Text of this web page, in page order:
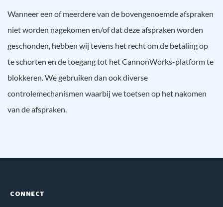
Wanneer een of meerdere van de bovengenoemde afspraken
niet worden nagekomen en/of dat deze afspraken worden
geschonden, hebben wij tevens het recht om de betaling op
te schorten en de toegang tot het CannonWorks-platform te
blokkeren. We gebruiken dan ook diverse
controlemechanismen waarbij we toetsen op het nakomen
van de afspraken.
CONNECT